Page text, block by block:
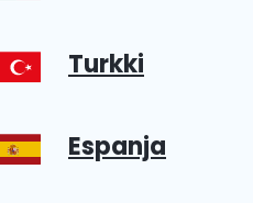
Turkki
Espanja